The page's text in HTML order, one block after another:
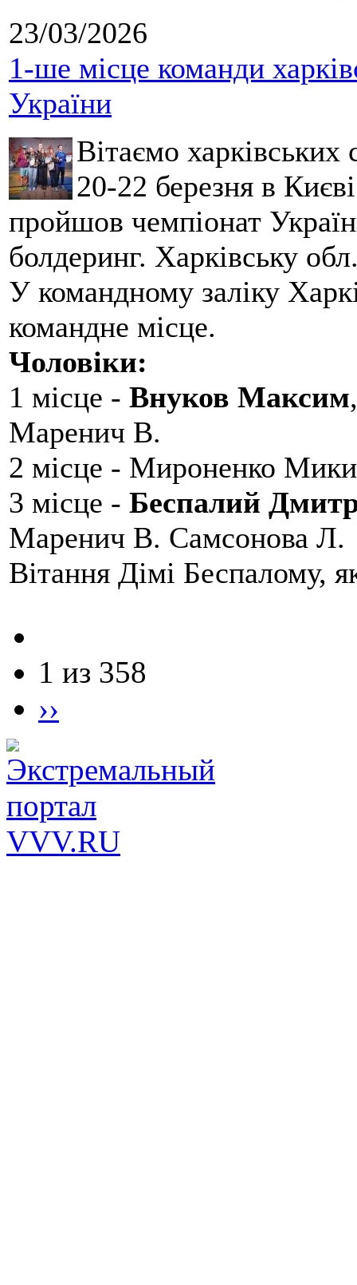
23/03/2026
1-ше місце команди
України
Вітаємо
20-22 березня в
пройшов чемпіонат
болдеринг. Харківську
У командному заліку
командне місце.
Чоловіки:
1 місце - Внуков Максим
Маренич В.
2 місце - Мироненко
3 місце - Беспалий
Маренич В. Самсонова Л.
Вітання Дімі Беспалому,
1 из 358
››